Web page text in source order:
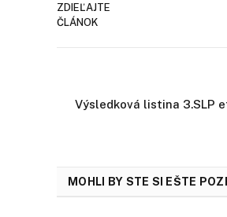
ZDIEĽAJTE
ČLÁNOK
Výsledková listina 3.SLP
MOHLI BY STE SI EŠTE